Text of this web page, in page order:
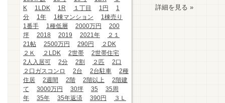
K
1LDK 1R １丁目 1円
1
分
1年 1棟マンション
1棟売り
1番手
1種低層 2000万円
200
坪
2018 2019 2021年
２１
21帖
2500万円 290円
２DK
２Ｋ
２LDK 2世帯
2世帯住宅
2人入居可
2分 2割 ２匹
2口
２口ガスコンロ
2台 2台駐車
2種
住居
2週間 2階 2階以上
2階建
て
3000万円 30坪 35
35周
年
35年 35年返済 390円
３Ｌ
詳細を見る »